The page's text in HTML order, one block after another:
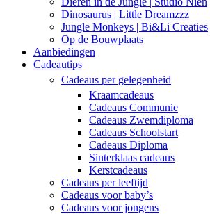
Dinosaurus | Little Dreamzzz
Jungle Monkeys | Bi&Li Creaties
Op de Bouwplaats
Aanbiedingen
Cadeautips
Cadeaus per gelegenheid
Kraamcadeaus
Cadeaus Communie
Cadeaus Zwemdiploma
Cadeaus Schoolstart
Cadeaus Diploma
Sinterklaas cadeaus
Kerstcadeaus
Cadeaus per leeftijd
Cadeaus voor baby’s
Cadeaus voor jongens